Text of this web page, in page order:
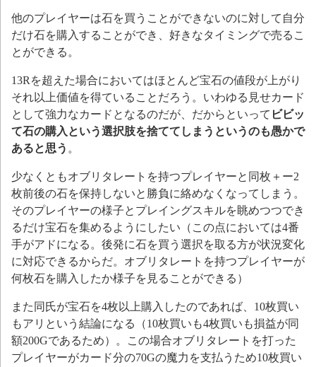
他のプレイヤーは石を買うことができないのに対して自分
だけ石を購入することができ、好きなタイミングで売るこ
とができる。
13Rを超えた場合においてはほとんど宝石の値段が上がり
それ以上価値を得ていることだろう。いわゆる見せカード
として強力なカードとなるのだが、だからといって ビビッ
て石の購入という選択肢を捨ててしまうというのも愚かで
あると思う 。
少なくともオブリタレートを持つプレイヤーと同枚＋ー2
枚前後の石を保持しないと勝負に絡めなくなってしまう。
そのプレイヤーの様子とプレイングスキルを眺めつつでき
るだけ宝石を集めるようにしたい（この点においては4番
手がアドになる。後発に石を買う選択を取る方が状況変化
に対応できるからだ。オブリタレートを持つプレイヤーが
何枚石を購入したか様子を見ることができる）
また同氏が宝石を4枚以上購入したのであれば、10枚買い
もアリという結論になる（10枚買いも4枚買いも損益が同
額200Gであるため）。この場合オブリタレートを打った
プレイヤーがカード分の70Gの魔力を支払うため10枚買い